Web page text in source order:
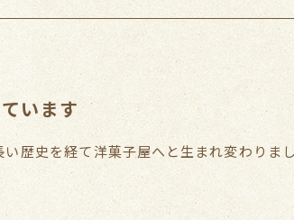
います
歴史を経て洋菓子屋へと生まれ変わりま